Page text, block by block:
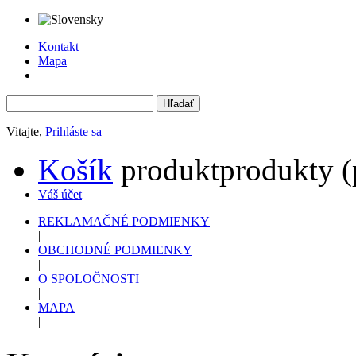
Kontakt
Mapa
Vitajte, Prihláste sa
Košík produktprodukty
Váš účet
REKLAMAČNÉ PODMIENKY
|
OBCHODNÉ PODMIENKY
|
O SPOLOČNOSTI
|
MAPA
|